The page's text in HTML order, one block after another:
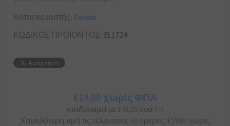
Κατασκευαστής: Corinto
ΚΩΔΙΚΟΣ ΠΡΟΪΟΝΤΟΣ: EL1724
€19,00 χωρίς ΦΠΑ
ισοδυναμεί με €38,00 ανά 1 lt
Χαμηλότερη τιμή τις τελευταίες 30 ημέρες: €19,00 χωρίς